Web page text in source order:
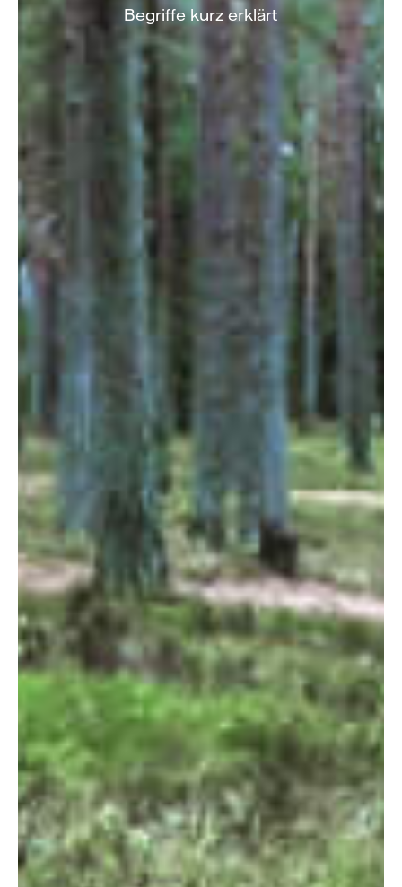
Begriffe kurz erklärt